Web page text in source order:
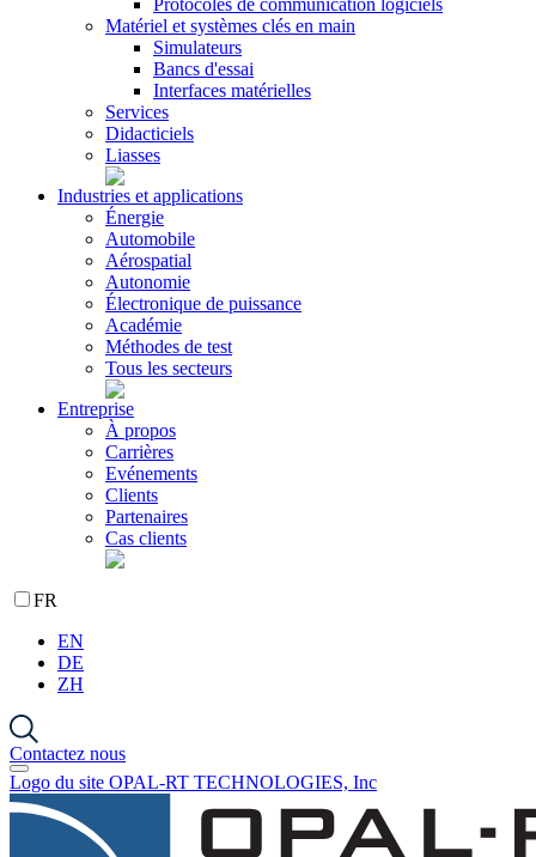
Protocoles de communication logiciels
Matériel et systèmes clés en main
Simulateurs
Bancs d'essai
Interfaces matérielles
Services
Didacticiels
Liasses
Industries et applications
Énergie
Automobile
Aérospatial
Autonomie
Électronique de puissance
Académie
Méthodes de test
Tous les secteurs
Entreprise
À propos
Carrières
Evénements
Clients
Partenaires
Cas clients
FR
EN
DE
ZH
Contactez nous
Logo du site OPAL-RT TECHNOLOGIES, Inc